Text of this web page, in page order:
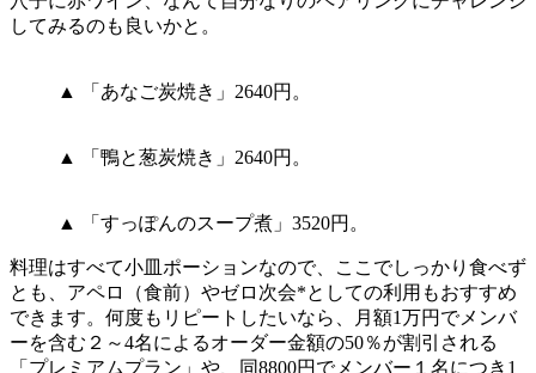
してみるのも良いかと。
▲ 「あなご炭焼き」2640円。
▲ 「鴨と葱炭焼き」2640円。
▲ 「すっぽんのスープ煮」3520円。
料理はすべて小皿ポーションなので、ここでしっかり食べず
とも、アペロ（食前）やゼロ次会*としての利用もおすすめ
できます。何度もリピートしたいなら、月額1万円でメンバ
ーを含む２～4名によるオーダー金額の50％が割引される
「プレミアムプラン」や、同8800円でメンバー１名につき1